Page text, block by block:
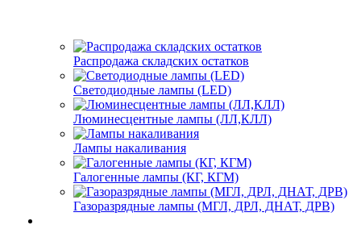
Распродажа складских остатков
Светодиодные лампы (LED)
Люминесцентные лампы (ЛЛ,КЛЛ)
Лампы накаливания
Галогенные лампы (КГ, КГМ)
Газоразрядные лампы (МГЛ, ДРЛ, ДНАТ, ДРВ)